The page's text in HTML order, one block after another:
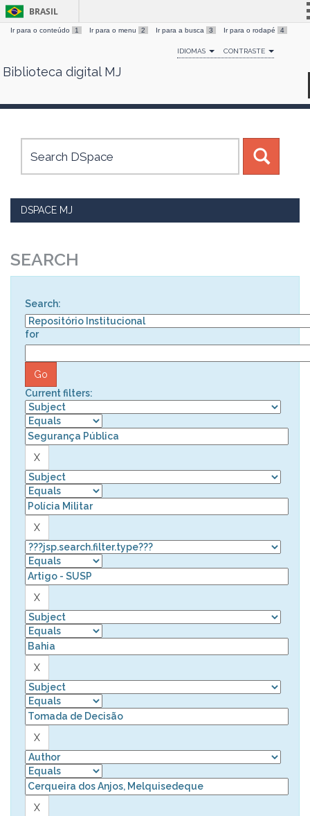
Skip
BRASIL
Simplifique!
Comunica BR
Canais
Ir para o conteúdo 1 Ir para o menu 2 Ir para a busca 3 Ir para o rodapé 4
IDIOMAS CONTRASTE
Biblioteca digital MJ
DSPACE MJ
SEARCH
Search:
for
Current filters: